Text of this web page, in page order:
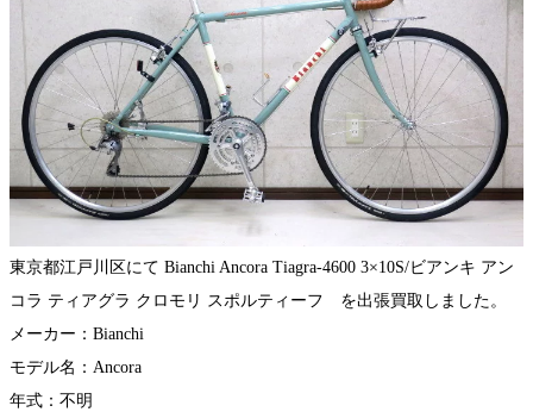
東京都江戸川区にて Bianchi Ancora Tiagra-4600 3×10S/ビアンキ アン
コラ ティアグラ クロモリ スポルティーフ を出張買取しました。
メーカー：Bianchi
モデル名：Ancora
年式：不明